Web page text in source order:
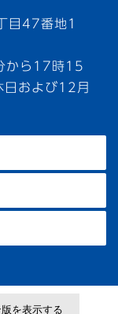
目47番地1
から17時15
日および12月
を表示する